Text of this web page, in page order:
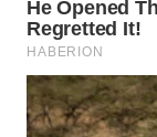
KELISTRIKAN
WALINKI
ID